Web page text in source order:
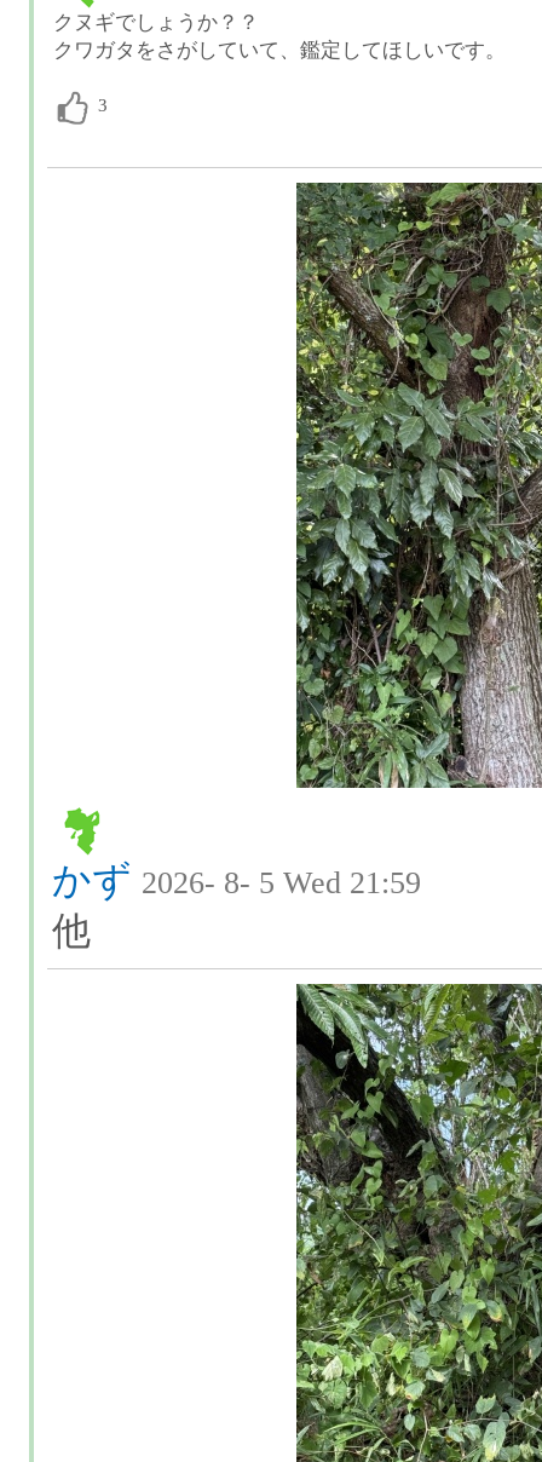
クヌギでしょうか？？
クワガタをさがしていて、鑑定してほしいです。
かず 2026- 8- 5 Wed 21:59
他